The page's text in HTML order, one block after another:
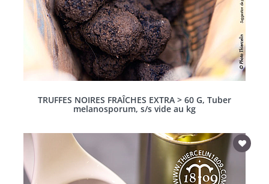
TRUFFES NOIRES FRAÎCHES EXTRA > 60 G, Tuber
melanosporum, s/s vide au kg